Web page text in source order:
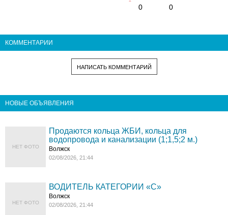
0
0
КОММЕНТАРИИ
НАПИСАТЬ КОММЕНТАРИЙ
НОВЫЕ ОБЪЯВЛЕНИЯ
НЕТ ФОТО
Продаются кольца ЖБИ, кольца для
водопровода и канализации (1;1,5;2 м.)
Волжск
02/08/2026, 21:44
НЕТ ФОТО
ВОДИТЕЛЬ КАТЕГОРИИ «C»
Волжск
02/08/2026, 21:44